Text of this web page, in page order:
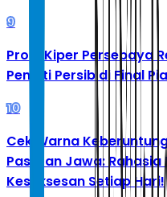
9
Profil Kiper Persebaya
Penalti Persib di Final
10
Cek Warna
Pasaran Jawa:
Kesuksesan Setiap Hari!